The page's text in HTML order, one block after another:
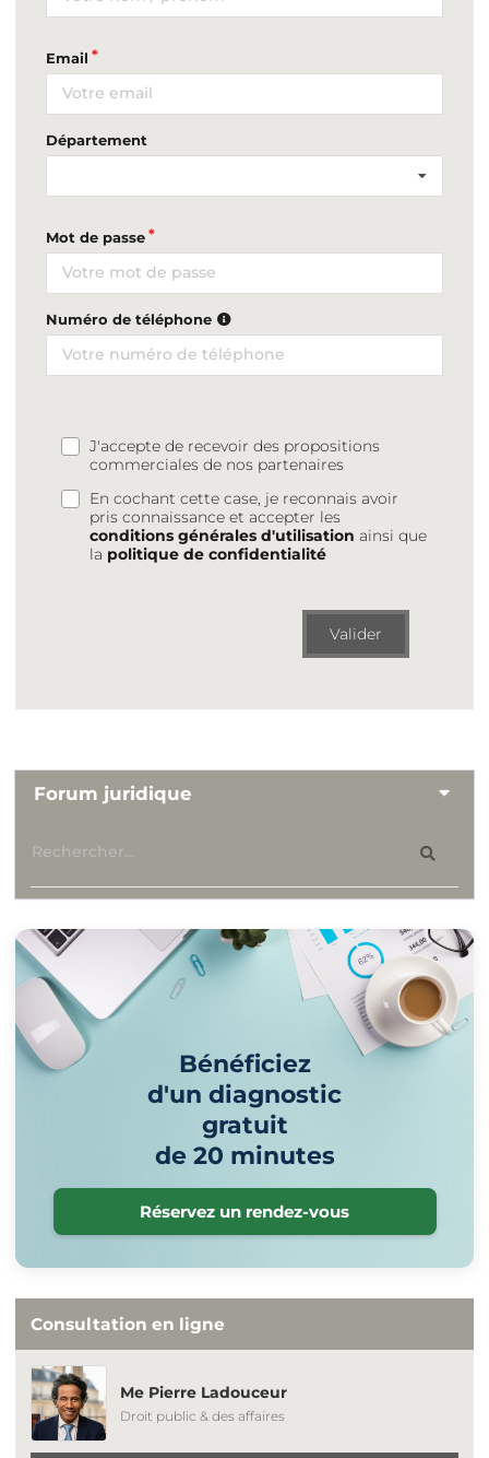
Email
Département
Mot de passe
Numéro de téléphone
J'accepte de recevoir des propositions
commerciales de nos partenaires
En cochant cette case, je reconnais avoir
pris connaissance et accepter les
conditions générales d'utilisation ainsi que
la politique de confidentialité
Valider
Forum juridique
Bénéficiez
d'un diagnostic
gratuit
de 20 minutes
Réservez un rendez-vous
Consultation en ligne
Me Pierre Ladouceur
Droit public & des affaires